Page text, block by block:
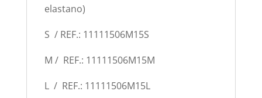
elastano)
S / REF.: 11111506M15S
M / REF.: 11111506M15M
L / REF.: 11111506M15L